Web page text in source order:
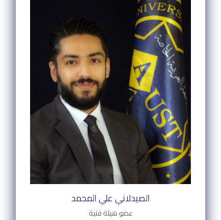
الصيدلاني علي المحمد
عضو هيئة فنية